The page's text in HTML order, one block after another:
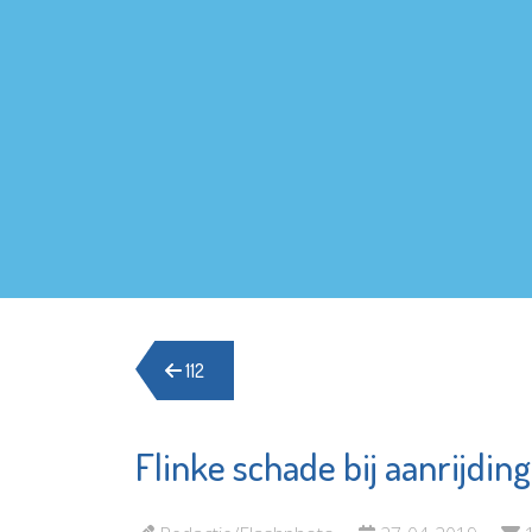
112
Flinke schade bij aanrijding
Stroomopwaarts
Hospice
Margriet